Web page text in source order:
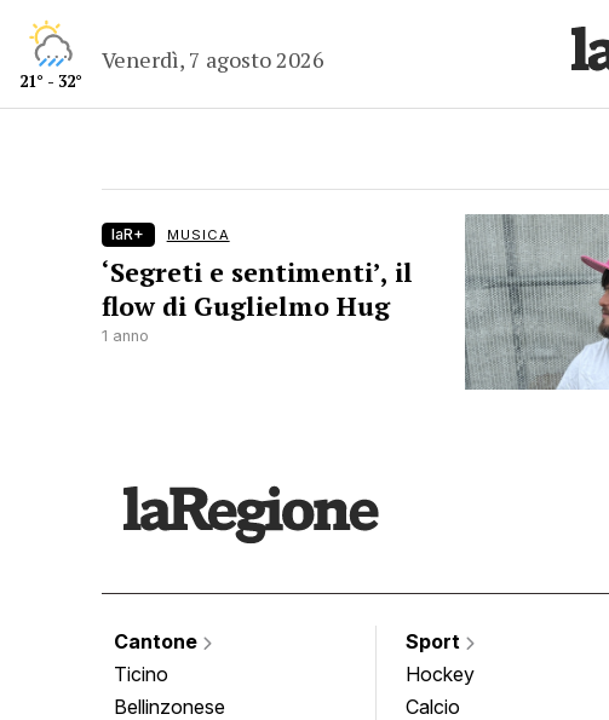
21° - 32°
Venerdì, 7 agosto 2026
laR+ MUSICA
‘Segreti e sentimenti’, il
flow di Guglielmo Hug
1 anno
Cantone
Ticino
Bellinzonese
Sport
Hockey
Calcio